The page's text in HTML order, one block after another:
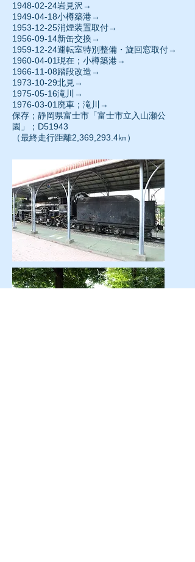
1948-02-24岩見沢→
1949-04-18小樽築港→
1953-12-25消煙装置取付→
1956-09-14新缶交換→
1959-12-24運転室特別整備・旋回窓取付→
1960-04-01現在；小樽築港→
1966-11-08踏段改造→
1973-10-29北見→
1975-05-16滝川→
1976-03-01 廃車；滝川→
保存；静岡県富士市「富士市立入山瀬公
園」；D51943
（最終走行距離2,369,293.4㎞）